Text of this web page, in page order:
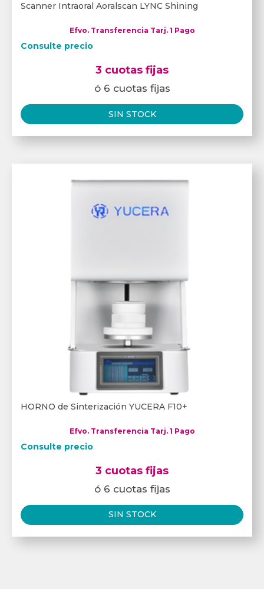
Scanner Intraoral Aoralscan LYNC Shining
Efvo. Transferencia Tarj. 1 Pago
Consulte precio
3 cuotas fijas
ó 6 cuotas fijas
SIN STOCK
HORNO de Sinterización YUCERA F10+
Efvo. Transferencia Tarj. 1 Pago
Consulte precio
3 cuotas fijas
ó 6 cuotas fijas
SIN STOCK